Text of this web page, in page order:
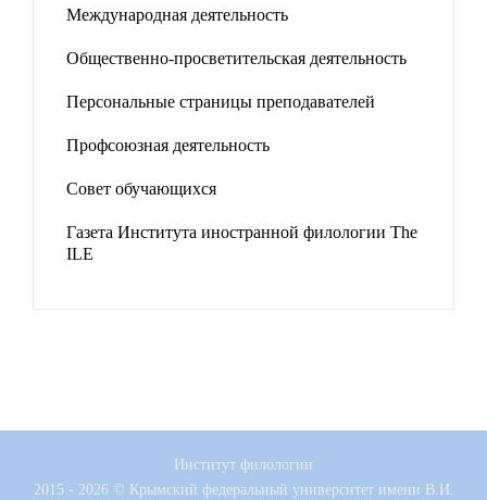
Международная деятельность
Общественно-просветительская деятельность
Персональные страницы преподавателей
Профсоюзная деятельность
Совет обучающихся
Газета Института иностранной филологии The
ILE
Институт филологии
2015 - 2026 © Крымский федеральный университет имени В.И.